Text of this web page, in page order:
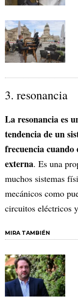
3. resonancia
La resonancia es
tendencia de un
frecuencia
externa. Es una
muchos sistemas
mecánicos como
circuitos eléctricos
MIRA TAMBIÉN